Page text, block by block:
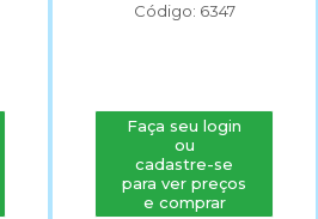
Código: 6347
Faça seu login
ou
cadastre-se
para ver preços
e comprar